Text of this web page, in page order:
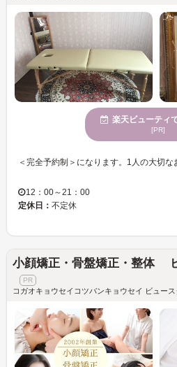
楽天ビューティ
[PR]
12：00～21：00
定休日： 不定休
小顔矯正・骨盤矯正・整体
コガオキョウセイコツバンキョウセイ ビュー